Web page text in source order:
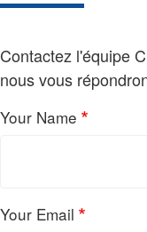
Contactez l'équipe
nous vous
Your Name
Your Email